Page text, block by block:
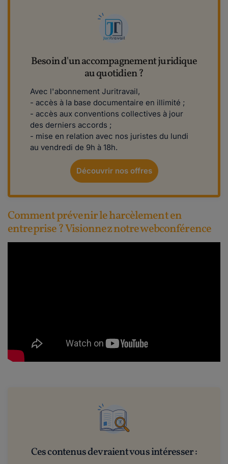
Besoin d'un accompagnement juridique
au quotidien ?
Avec l'abonnement Juritravail,
- accès à la base documentaire en illimité ;
- accès aux conventions collectives à jour
des derniers accords ;
- mise en relation avec nos juristes du lundi
au vendredi de 9h à 18h.
Découvrir nos offres
Comment prévenir le harcèlement en
entreprise ? Visionnez notre webconférence
Ces contenus devraient vous intéresser :